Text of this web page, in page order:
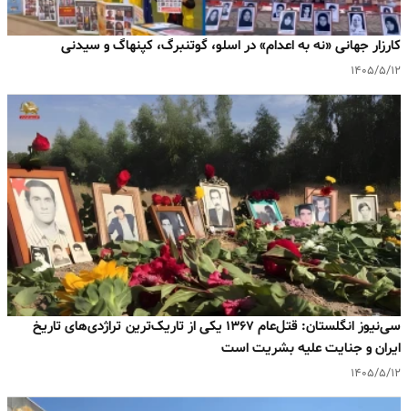
کارزار جهانی «نه به اعدام» در اسلو، گوتنبرگ، کپنهاگ و سیدنی
۱۴۰۵/۵/۱۲
سی‌نیوز انگلستان: قتل‌عام ۱۳۶۷ یکی از تاریک‌ترین تراژدی‌های تاریخ
ایران و جنایت علیه بشریت است
۱۴۰۵/۵/۱۲